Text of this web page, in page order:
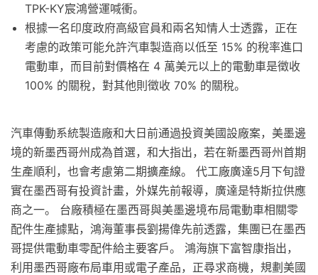
TPK-KY宸鴻營運喊衝。
根據一名印度政府高級官員和兩名知情人士透露，正在
考慮的政策可能允許汽車製造商以低至 15% 的稅率進口
電動車，而目前對價格在 4 萬美元以上的電動車是徵收
100% 的關稅，對其他則徵收 70% 的關稅。
汽車傳動系統製造廠和大日前通過投資美國設廠案，美墨邊
境的新墨西哥州成為首選，和大指出，若在新墨西哥州首期
生產順利，也會考慮第二期擴產線。 代工廠廣達5月下旬證
實在墨西哥有投資計畫，外媒先前報導，廣達是特斯拉供應
商之一。 台廠積極在墨西哥與美墨邊境布局電動車相關零
配件生產據點，鴻海董事長劉揚偉先前透露，集團已在墨西
哥提供電動車零配件給主要客戶。 鴻海旗下富智康指出，
利用墨西哥廠布局車用或電子產品，正尋求商機，規劃美國